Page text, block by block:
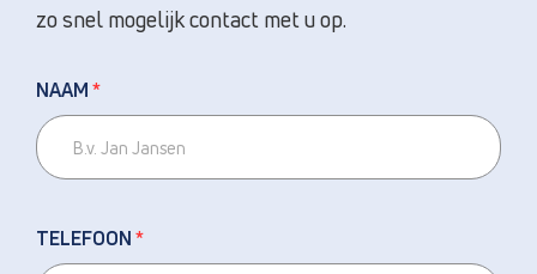
zo snel mogelijk contact met u op.
NAAM*
TELEFOON*